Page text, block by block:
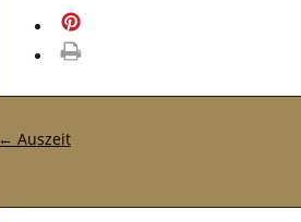
Post-Navigation
← Auszeit